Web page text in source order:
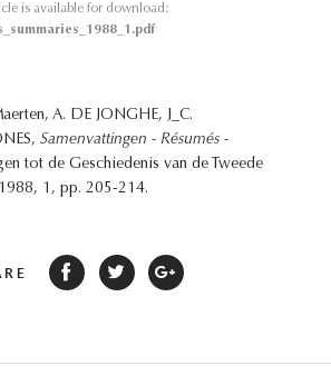
is available for download:
A. DE JONGHE, J_C.
Samenvattingen - Résumés -
tot de Geschiedenis van de Tweede
1, pp. 205-214.